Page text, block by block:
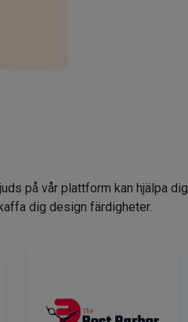
på vår plattform kan hjälpa dig
dig design färdigheter.